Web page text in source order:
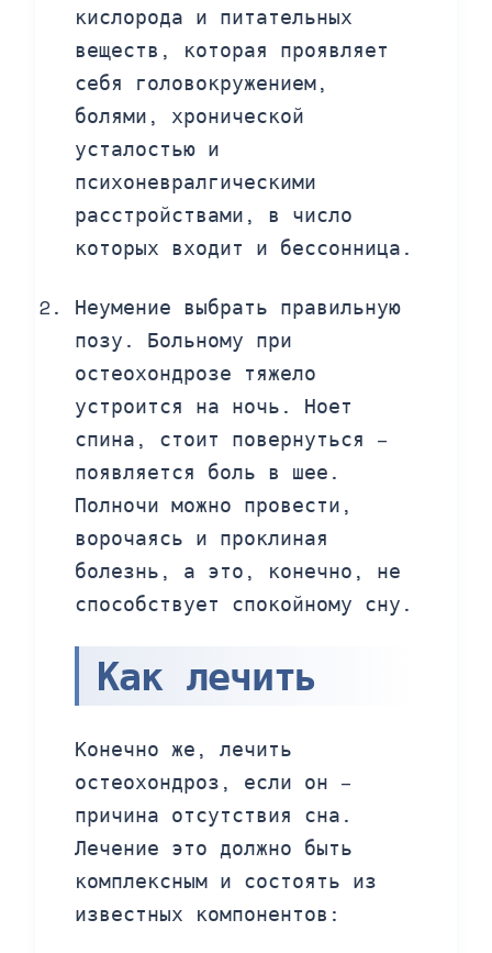
кислорода и питательных
веществ, которая проявляет
себя головокружением,
болями, хронической
усталостью и
психоневралгическими
расстройствами, в число
которых входит и бессонница.
Неумение выбрать правильную
позу. Больному при
остеохондрозе тяжело
устроится на ночь. Ноет
спина, стоит повернуться –
появляется боль в шее.
Полночи можно провести,
ворочаясь и проклиная
болезнь, а это, конечно, не
способствует спокойному сну.
Как лечить
Конечно же, лечить
остеохондроз, если он –
причина отсутствия сна.
Лечение это должно быть
комплексным и состоять из
известных компонентов: